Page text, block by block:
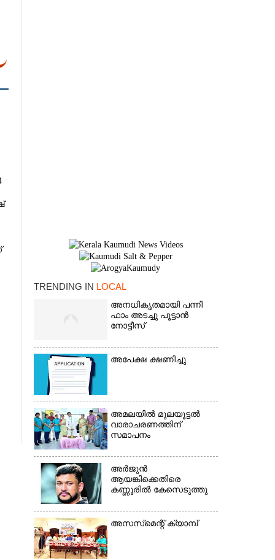
TRENDING IN LOCAL
അനധികൃതമായി പന്നി
ഫാം അടച്ചു പൂട്ടാൻ
നോട്ടീസ്
അപേക്ഷ ക്ഷണിച്ചു
അമലയിൽ മുലയൂട്ടൽ
വാരാചരണത്തിന്
സമാപനം
അർജുൻ
ആയങ്കിക്കെതിരെ
കണ്ണൂരിൽ കേസെടുത്തു
അസസ്‌മെന്റ് ക്യാമ്പ്
×